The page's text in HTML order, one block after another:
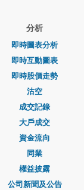
分析
即時圖表分析
即時互動圖表
即時股價走勢
沽空
成交記錄
大戶成交
資金流向
同業
權益披露
公司新聞及公告